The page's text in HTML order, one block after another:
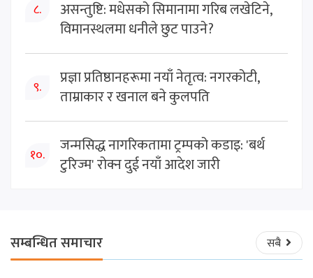
८.
असन्तुष्टि: मधेसको सिमानामा गरिब लखेटिने,
विमानस्थलमा धनीले छुट पाउने?
९.
प्रज्ञा प्रतिष्ठानहरूमा नयाँ नेतृत्व: नगरकोटी,
ताम्राकार र खनाल बने कुलपति
१०.
जन्मसिद्ध नागरिकतामा ट्रम्पको कडाइ: 'बर्थ
टुरिज्म' रोक्न दुई नयाँ आदेश जारी
सम्बन्धित समाचार सबै